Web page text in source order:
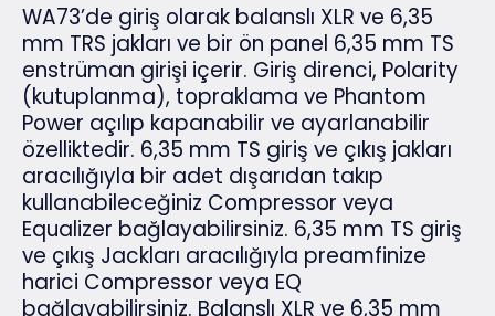
WA73’de giriş olarak balanslı XLR ve 6,35
mm TRS jakları ve bir ön panel 6,35 mm TS
enstrüman girişi içerir. Giriş direnci, Polarity
(kutuplanma), topraklama ve Phantom
Power açılıp kapanabilir ve ayarlanabilir
özelliktedir. 6,35 mm TS giriş ve çıkış jakları
aracılığıyla bir adet dışarıdan takıp
kullanabileceğiniz Compressor veya
Equalizer bağlayabilirsiniz. 6,35 mm TS giriş
ve çıkış Jackları aracılığıyla preamfinize
harici Compressor veya EQ
bağlayabilirsiniz. Balanslı XLR ve 6,35 mm